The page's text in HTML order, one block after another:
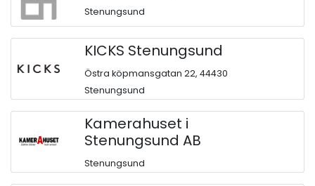
Stenungsund
KICKS Stenungsund
Östra köpmansgatan 22, 44430
Stenungsund
Kamerahuset i
Stenungsund AB
Stenungsund